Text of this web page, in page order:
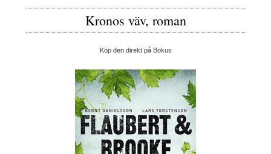
Kronos väv, roman
Köp den direkt på Bokus